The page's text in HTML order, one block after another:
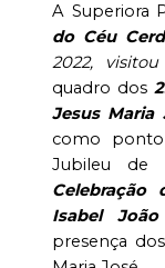
A Superiora
do Céu
2022,
visitou
quadro dos
Jesus Maria
como
Jubileu de
Celebração
Isabel
presença